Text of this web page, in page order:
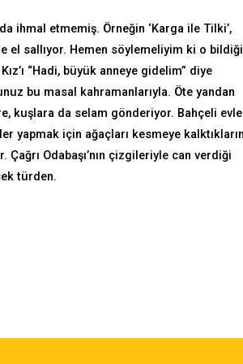
ihmal etmemiş. Örneğin ‘Karga ile Tilki’,
el sallıyor. Hemen söylemeliyim ki o
“Hadi, büyük anneye gidelim” diye
bu masal kahramanlarıyla. Öte yandan
kuşlara da selam gönderiyor. Bahçeli
yapmak için ağaçları kesmeye
Odabaşı’nın çizgileriyle can verdiği
türden.